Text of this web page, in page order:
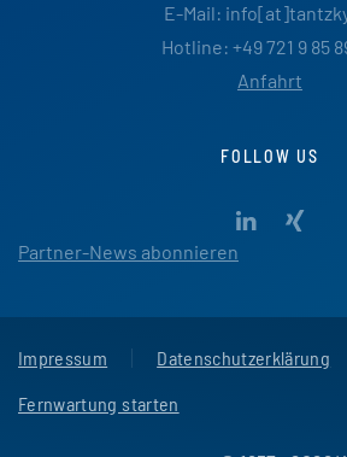
E-Mail:
Hotline: +49 721 9 85
Anfahrt
FOLLOW US
Partner-News abonnieren
Impressum
Datenschutzerklärung
Fernwartung starten